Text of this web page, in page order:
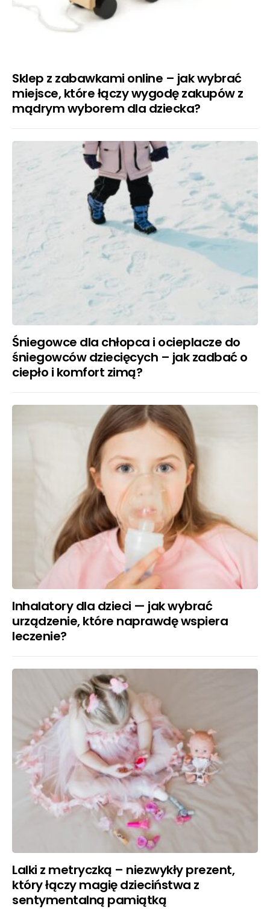
Sklep z zabawkami online – jak wybrać
miejsce, które łączy wygodę zakupów z
mądrym wyborem dla dziecka?
Śniegowce dla chłopca i ocieplacze do
śniegowców dziecięcych – jak zadbać o
ciepło i komfort zimą?
Inhalatory dla dzieci — jak wybrać
urządzenie, które naprawdę wspiera
leczenie?
Lalki z metryczką – niezwykły prezent,
który łączy magię dzieciństwa z
sentymentalną pamiątką